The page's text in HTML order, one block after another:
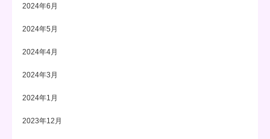
2024年6月
2024年5月
2024年4月
2024年3月
2024年1月
2023年12月